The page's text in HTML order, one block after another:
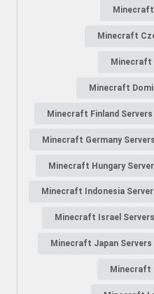
Minecraft
Minecraft
Minecraft
Minecraft Finland Servers
Minecraft Germany Servers
Minecraft Hungary
Minecraft Indonesia
Minecraft Israel Servers
Minecraft Japan Servers
Minecraft